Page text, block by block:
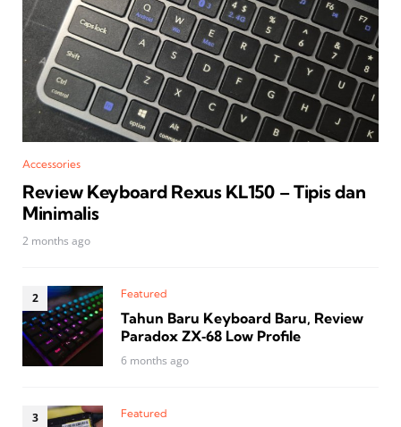
Accessories
Review Keyboard Rexus KL150 – Tipis dan
Minimalis
2 months ago
Featured
Tahun Baru Keyboard Baru, Review
Paradox ZX‑68 Low Profile
6 months ago
Featured